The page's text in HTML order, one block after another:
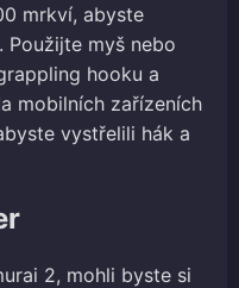
mrkví, abyste
Použijte myš nebo
hooku a
mobilních zařízeních
vystřelili hák a
2, mohli byste si